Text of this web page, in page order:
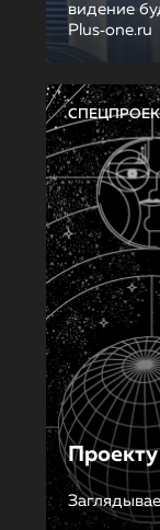
видение
Plus‑one.ru
Проекту